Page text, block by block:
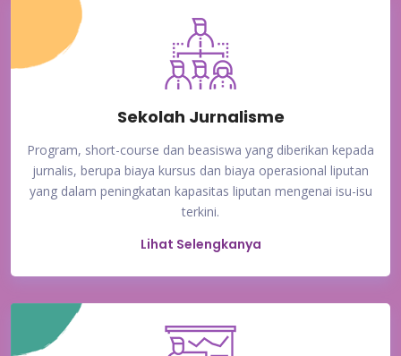
Sekolah Jurnalisme
Program, short-course dan beasiswa yang diberikan kepada
jurnalis, berupa biaya kursus dan biaya operasional liputan
yang dalam peningkatan kapasitas liputan mengenai isu-isu
terkini.
Lihat Selengkanya